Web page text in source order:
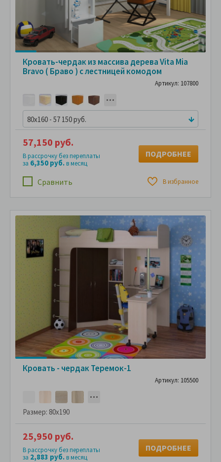
Кровать-чердак из массива дерева Vita Mia
Bravo ( Браво ) с лестницей комодом
Артикул: 107800
80x160 - 57 150 руб.
Сравнить В избранное
57,150 руб.
В рассрочку без переплаты
за 6,350 руб.в месяц
ПОДРОБНЕЕ
Кровать - чердак Теремок-1
Артикул: 105500
Размер: 80x190
25,950 руб.
В рассрочку без переплаты
за 2,883 руб.в месяц
ПОДРОБНЕЕ